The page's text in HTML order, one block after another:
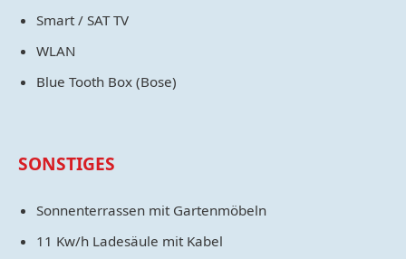
Smart / SAT TV
WLAN
Blue Tooth Box (Bose)
SONSTIGES
Sonnenterrassen mit Gartenmöbeln
11 Kw/h Ladesäule mit Kabel